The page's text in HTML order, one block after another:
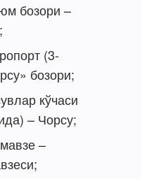
бозори –
(3-
бозори;
кўчаси
– Чорсу;
–